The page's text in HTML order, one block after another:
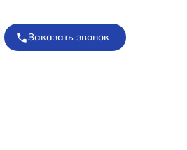
Заказать звонок